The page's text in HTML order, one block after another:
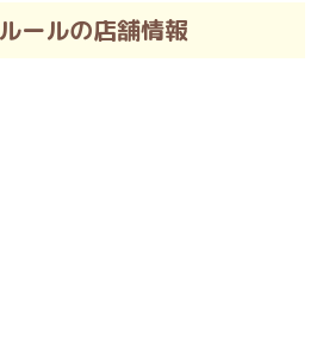
ールの店舗情報